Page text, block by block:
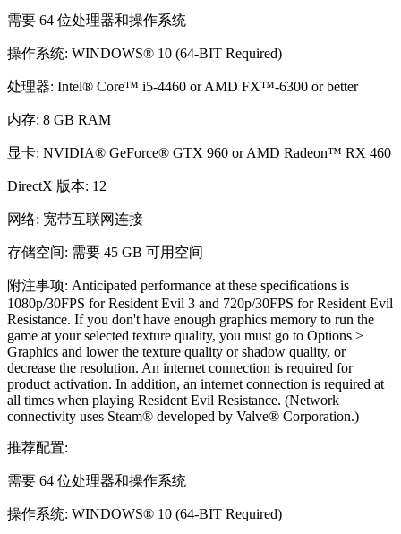
需要 64 位处理器和操作系统
操作系统: WINDOWS® 10 (64-BIT Required)
处理器: Intel® Core™ i5-4460 or AMD FX™-6300 or better
内存: 8 GB RAM
显卡: NVIDIA® GeForce® GTX 960 or AMD Radeon™ RX 460
DirectX 版本: 12
网络: 宽带互联网连接
存储空间: 需要 45 GB 可用空间
附注事项: Anticipated performance at these specifications is
1080p/30FPS for Resident Evil 3 and 720p/30FPS for Resident Evil
Resistance. If you don't have enough graphics memory to run the
game at your selected texture quality, you must go to Options >
Graphics and lower the texture quality or shadow quality, or
decrease the resolution. An internet connection is required for
product activation. In addition, an internet connection is required at
all times when playing Resident Evil Resistance. (Network
connectivity uses Steam® developed by Valve® Corporation.)
推荐配置:
需要 64 位处理器和操作系统
操作系统: WINDOWS® 10 (64-BIT Required)